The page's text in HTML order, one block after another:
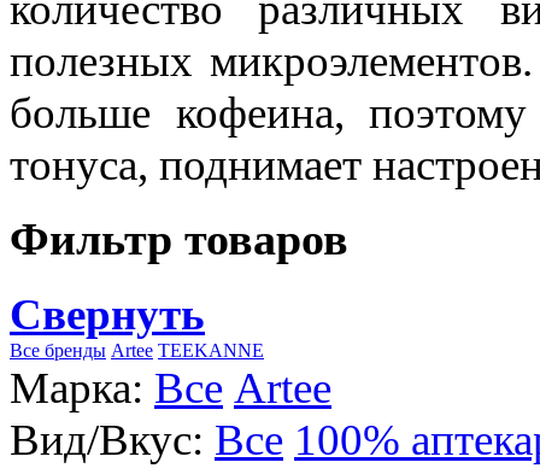
полезных
больше кофеина,
тонуса, поднимает
Фильтр товаров
Свернуть
Все бренды Artee TEEKANNE
Марка: Все Artee
Вид/Вкус: Все 100%